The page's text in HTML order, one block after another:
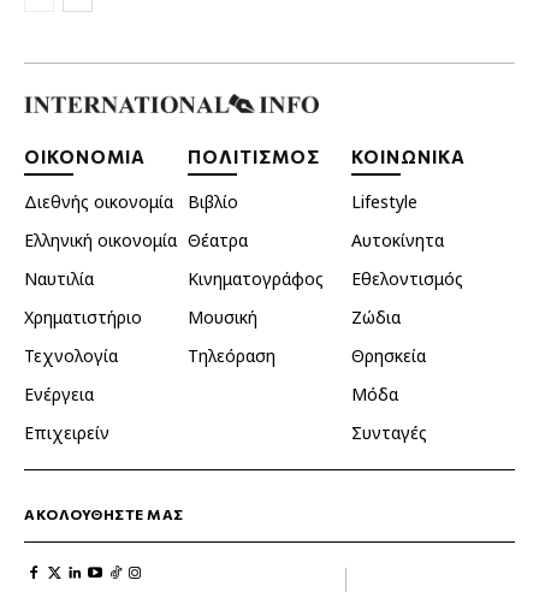
ΟΙΚΟΝΟΜΙΑ
Διεθνής οικονομία
Ελληνική οικονομία
Ναυτιλία
Χρηματιστήριο
Τεχνολογία
Ενέργεια
Επιχειρείν
ΠΟΛΙΤΙΣΜΟΣ
Βιβλίο
Θέατρα
Κινηματογράφος
Μουσική
Τηλεόραση
ΚΟΙΝΩΝΙΚΑ
Lifestyle
Αυτοκίνητα
Εθελοντισμός
Ζώδια
Θρησκεία
Μόδα
Συνταγές
ΑΚΟΛΟΥΘΗΣΤΕ ΜΑΣ